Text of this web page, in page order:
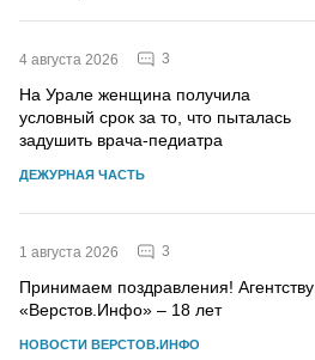
4 августа 2026 3
На Урале женщина получила
условный срок за то, что пыталась
задушить врача-педиатра
ДЕЖУРНАЯ ЧАСТЬ
1 августа 2026 3
Принимаем поздравления! Агентству
«Верстов.Инфо» – 18 лет
НОВОСТИ ВЕРСТОВ.ИНФО